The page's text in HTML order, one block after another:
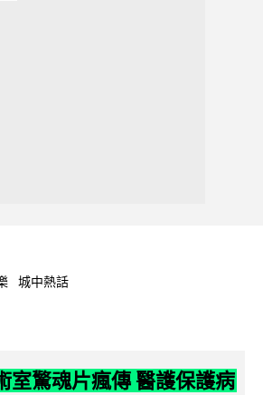
城中熱話
室驚魂片瘋傳 醫護保護病